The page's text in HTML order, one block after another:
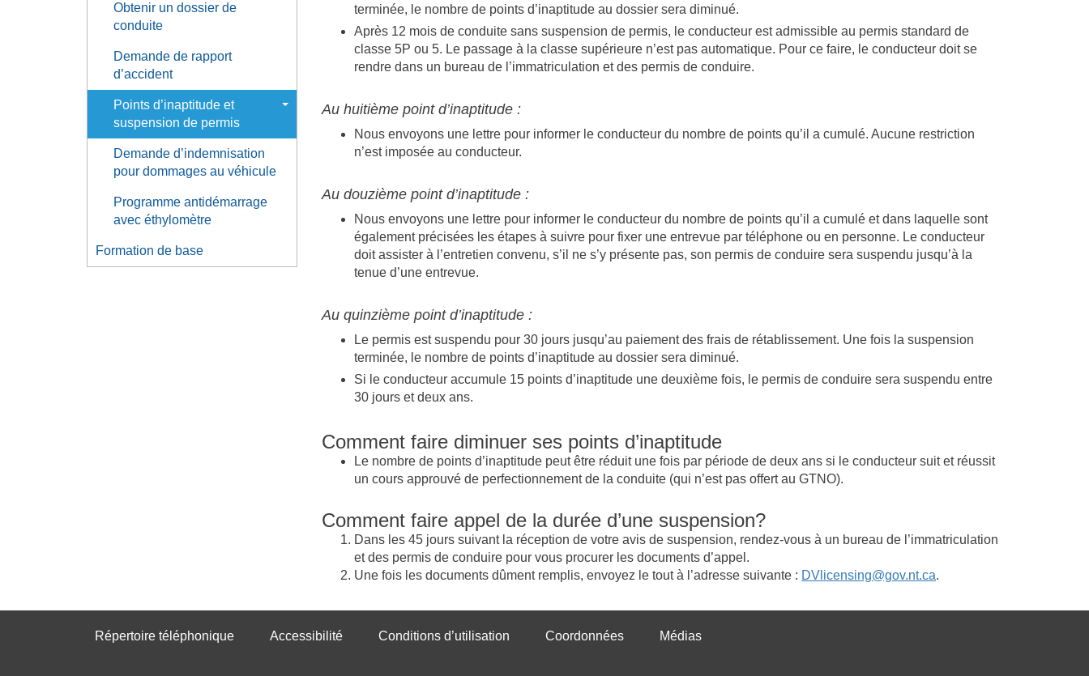
Obtenir un dossier de
conduite
Demande de rapport
d’accident
Points d’inaptitude et
suspension de permis
Demande d’indemnisation
pour dommages au véhicule
Programme antidémarrage
avec éthylomètre
Formation de base
terminée, le nombre de points d’inaptitude au dossier sera diminué.
Après 12 mois de conduite sans suspension de permis, le conducteur est admissible au permis standard de
classe 5P ou 5. Le passage à la classe supérieure n’est pas automatique. Pour ce faire, le conducteur doit se
rendre dans un bureau de l’immatriculation et des permis de conduire.
Au huitième point d’inaptitude :
Nous envoyons une lettre pour informer le conducteur du nombre de points qu’il a cumulé. Aucune restriction
n’est imposée au conducteur.
Au douzième point d’inaptitude :
Nous envoyons une lettre pour informer le conducteur du nombre de points qu’il a cumulé et dans laquelle sont
également précisées les étapes à suivre pour fixer une entrevue par téléphone ou en personne. Le conducteur
doit assister à l’entretien convenu, s’il ne s’y présente pas, son permis de conduire sera suspendu jusqu’à la
tenue d’une entrevue.
Au quinzième point d’inaptitude :
Le permis est suspendu pour 30 jours jusqu’au paiement des frais de rétablissement. Une fois la suspension
terminée, le nombre de points d’inaptitude au dossier sera diminué.
Si le conducteur accumule 15 points d’inaptitude une deuxième fois, le permis de conduire sera suspendu entre
30 jours et deux ans.
Comment faire diminuer ses points d’inaptitude
Le nombre de points d’inaptitude peut être réduit une fois par période de deux ans si le conducteur suit et réussit
un cours approuvé de perfectionnement de la conduite (qui n’est pas offert au GTNO).
Comment faire appel de la durée d’une suspension?
Dans les 45 jours suivant la réception de votre avis de suspension, rendez-vous à un bureau de l’immatriculation
et des permis de conduire pour vous procurer les documents d’appel.
Une fois les documents dûment remplis, envoyez le tout à l’adresse suivante : DVlicensing@gov.nt.ca.
Répertoire téléphonique Accessibilité Conditions d’utilisation Coordonnées Médias